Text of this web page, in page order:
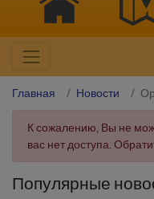
Главная Новости
К сожалению, Вы не
вас нет доступа.
Популярные